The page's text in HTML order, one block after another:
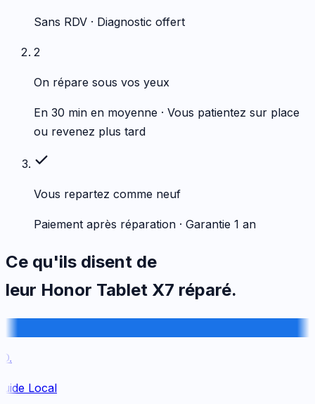
Sans RDV · Diagnostic offert
2
On répare sous vos yeux
En 30 min en moyenne · Vous patientez sur place
ou revenez plus tard
Vous repartez comme neuf
Paiement après réparation · Garantie 1 an
Ce qu'ils disent de
leur Honor Tablet X7 réparé.
Local